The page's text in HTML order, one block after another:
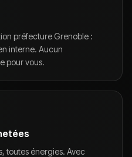
préfecture Grenoble :
interne. Aucun
pour vous.
toutes énergies. Avec